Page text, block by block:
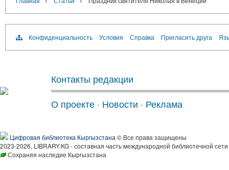
Конфиденциальность Условия Справка Пригласить друга
Контакты редакции
О проекте · Новости · Реклама
Цифровая библиотека Кыргызстана © Все права защищены
2023-2026, LIBRARY.KG - составная часть международной библиотечной
Сохраняя наследие Кыргызстана